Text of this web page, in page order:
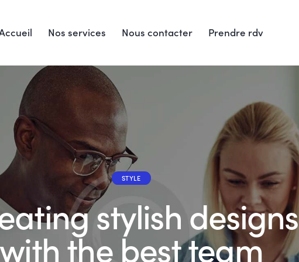
Nos services Nous contacter Prendre rdv
STYLE
stylish designs
with the best team